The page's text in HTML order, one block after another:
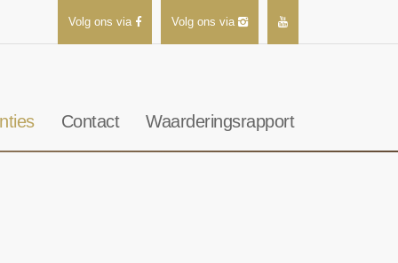
Volg ons via Volg ons via
Contact Waarderingsrapport